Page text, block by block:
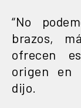
“No
brazos,
ofrecen
origen en
dijo.